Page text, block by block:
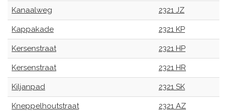
Kanaalweg 2321 JZ
Kappakade 2321 KP
Kersenstraat 2321 HP
Kersenstraat 2321 HR
Kiljanpad 2321 SK
Kneppelhoutstraat 2321 AZ